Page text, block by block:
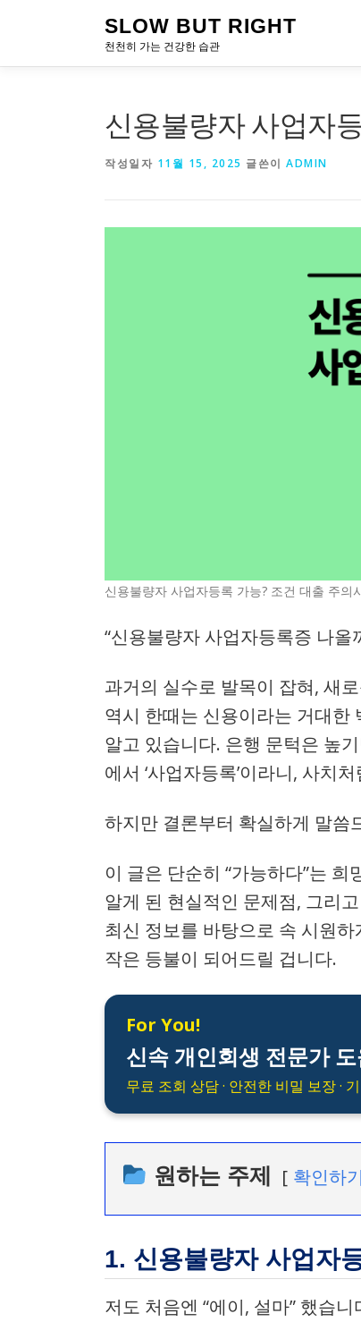
로
SLOW BUT RIGHT
천천히 가는 건강한 습관
신용불량자 사업자
작성일자 11월 15, 2025 글쓴이 ADMIN
신용불량자 사업자등록 가능? 조건 대출 주의
“신용불량자 사업자등록증 나
과거의 실수로 발목이 잡혀, 새
역시 한때는 신용이라는 거대한
알고 있습니다. 은행 문턱은 높
에서 ‘사업자등록’이라니, 사치
하지만 결론부터 확실하게 말씀
이 글은 단순히 “가능하다”는
알게 된 현실적인 문제점, 그리
최신 정보를 바탕으로 속 시원
작은 등불이 되어드릴 겁니다.
For You!
신속 개인회생 전문가
무료 조회 상담 · 안전한 비밀 보장 ·
원하는 주제 확인하기
1. 신용불량자 사업자
저도 처음엔 “에이, 설마” 했습